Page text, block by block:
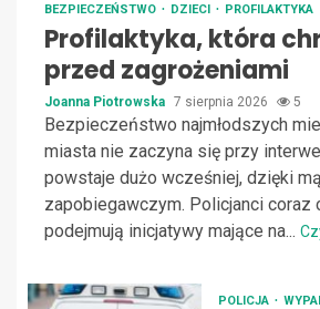
BEZPIECZEŃSTWO DZIECI PROFILAKTYKA
Profilaktyka, która
przed zagrożeniami
Joanna Piotrowska 7 sierpnia 2026 5
Bezpieczeństwo najmłodszych
miasta nie zaczyna się przy
powstaje dużo wcześniej, dzięki
zapobiegawczym. Policjanci coraz
podejmują inicjatywy mające na...
POLICJA